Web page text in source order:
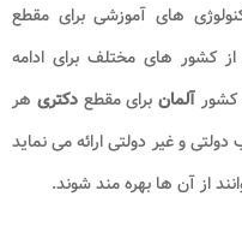
های آموزشی برای مقطع
کشور های مختلف برای ادامه
آلمان برای مقطعدکتری هر
و غیر دولتی ارائه می نماید
از آن ها بهره مند شوند.